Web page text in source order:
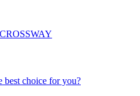
choice for you?